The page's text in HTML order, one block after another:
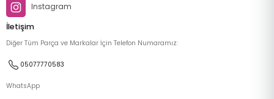
Instagram
İletişim
Diğer Tüm Parça ve Markalar İçin Telefon Numaramız:
05077770583
WhatsApp